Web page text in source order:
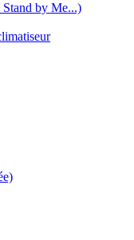
Stand by Me...)